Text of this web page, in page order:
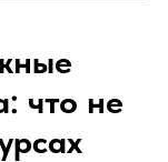
что не